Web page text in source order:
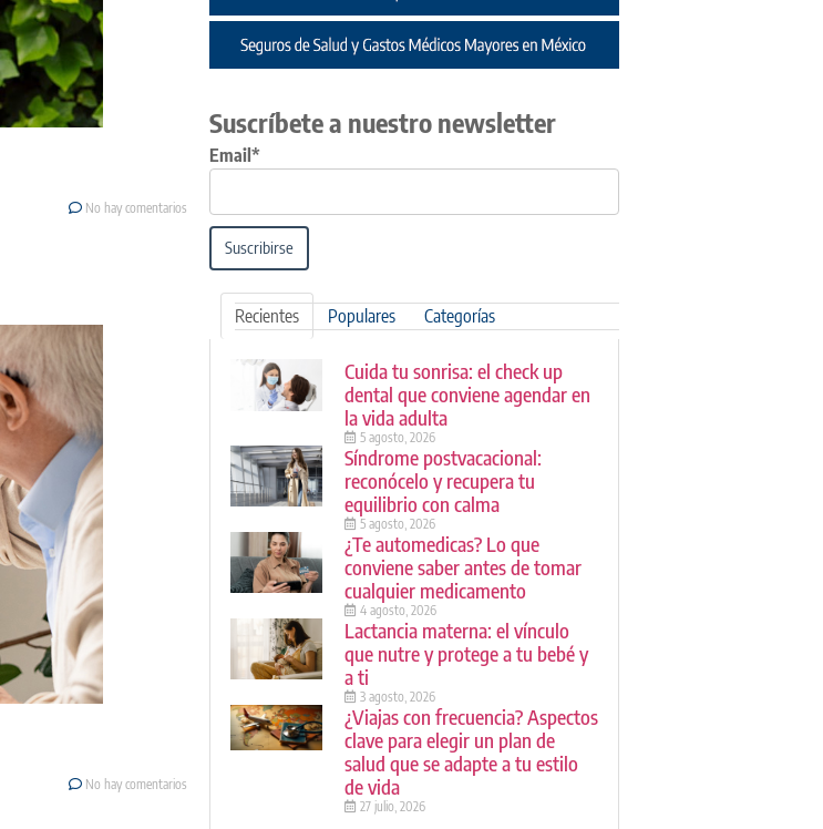
No hay comentarios
No hay comentarios
Suscríbete a nuestro newsletter
Email*
Suscribirse
Recientes Populares Categorías
Cuida tu sonrisa: el check up
dental que conviene agendar en
la vida adulta
5 agosto, 2026
Síndrome postvacacional:
reconócelo y recupera tu
equilibrio con calma
5 agosto, 2026
¿Te automedicas? Lo que
conviene saber antes de tomar
cualquier medicamento
4 agosto, 2026
Lactancia materna: el vínculo
que nutre y protege a tu bebé y
a ti
3 agosto, 2026
¿Viajas con frecuencia? Aspectos
clave para elegir un plan de
salud que se adapte a tu estilo
de vida
27 julio, 2026